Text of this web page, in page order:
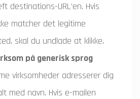
destinations-URL’en. Hvis
matcher det legitime
skal du undlade at klikke.
på generisk sprog
virksomheder adresserer dig
med navn. Hvis e-mailen